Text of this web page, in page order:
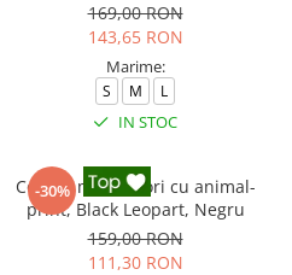
169,00 RON
143,65 RON
Marime:
S M L
IN STOC
-30%
Colanti modelatori cu animal-
print, Black Leopart, Negru
159,00 RON
111,30 RON